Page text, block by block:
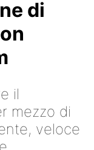
di
il
mezzo di
veloce